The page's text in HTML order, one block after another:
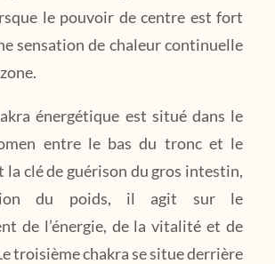
le pouvoir de centre est fort
sensation de chaleur continuelle
énergétique est situé dans le
entre le bas du tronc et le
la clé de guérison du gros intestin,
du poids, il agit sur le
de l’énergie, de la vitalité et de
troisième chakra se situe derrière